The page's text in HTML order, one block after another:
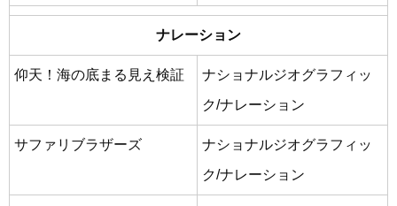
ナレーション
仰天！海の底まる見え検証
ナショナルジオグラフィッ
ク/ナレーション
サファリブラザーズ
ナショナルジオグラフィッ
ク/ナレーション